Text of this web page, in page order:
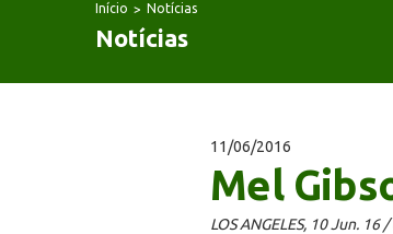
Início Notícias
Notícias
11/06/2016
Mel
LOS ANGELES, 10 Jun.